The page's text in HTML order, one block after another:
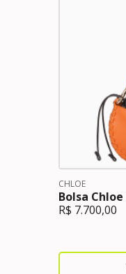
CHLOE
Bolsa
R$ 7.700,00